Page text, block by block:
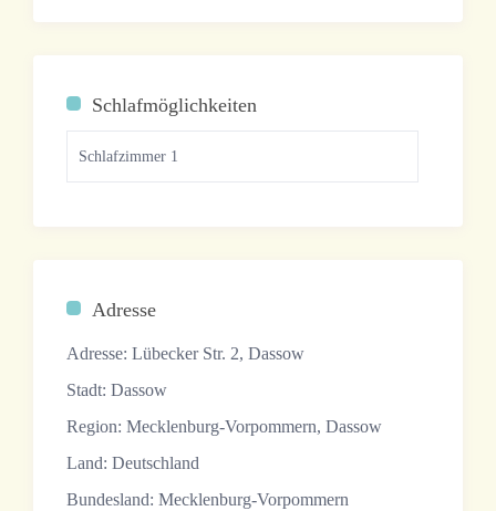
Schlafmöglichkeiten
Schlafzimmer 1
Adresse
Adresse: Lübecker Str. 2, Dassow
Stadt: Dassow
Region: Mecklenburg-Vorpommern, Dassow
Land: Deutschland
Bundesland: Mecklenburg-Vorpommern